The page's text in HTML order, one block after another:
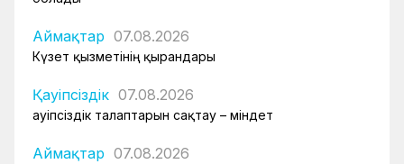
Аймақтар 07.08.2026
Күзет қызметінің қырандары
Қауіпсіздік 07.08.2026
Қауіпсіздік талаптарын сақтау – міндет
Аймақтар 07.08.2026